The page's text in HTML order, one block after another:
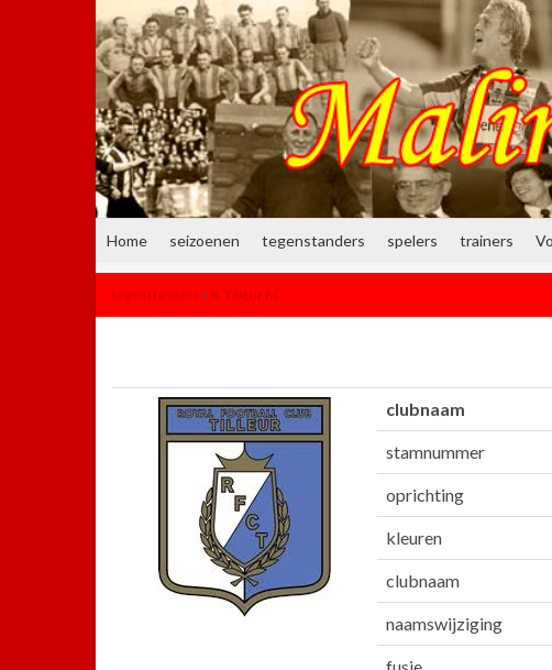
Home seizoenen tegenstanders spelers trainers
tegenstanders > R. Tilleur FC
clubnaam
stamnummer
oprichting
kleuren
clubnaam
naamswijziging